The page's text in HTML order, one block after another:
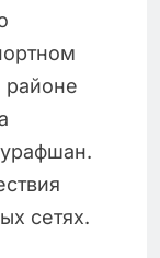
районе
сетях.